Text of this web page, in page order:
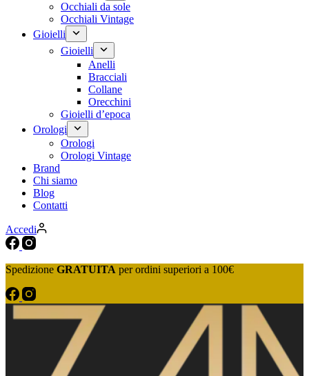
Occhiali da sole
Occhiali Vintage
Gioielli
Gioielli
Anelli
Bracciali
Collane
Orecchini
Gioielli d’epoca
Orologi
Orologi
Orologi Vintage
Brand
Chi siamo
Blog
Contatti
Accedi
Spedizione GRATUITA per ordini superiori a 100€